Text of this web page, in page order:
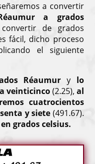
a convertir
a grados
de grados
fácil, dicho proceso
el siguiente
Réaumur y lo
veinticinco(2.25), al
cuatrocientos
y siete (491.67).
grados celsius.